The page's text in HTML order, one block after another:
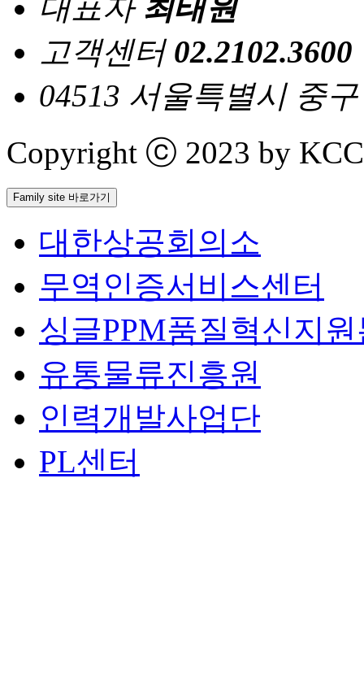
대표자 최태원
고객센터 02.2102.3600
04513 서울특별시 중
Copyright ⓒ 2023 by
Family site 바로가기
대한상공회의소
무역인증서비스센터
싱글PPM품질혁신지
유통물류진흥원
인력개발사업단
PL센터